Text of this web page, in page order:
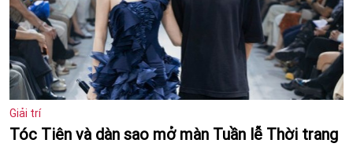
Giải trí
Tóc Tiên và dàn sao mở màn Tuần lễ Thời trang